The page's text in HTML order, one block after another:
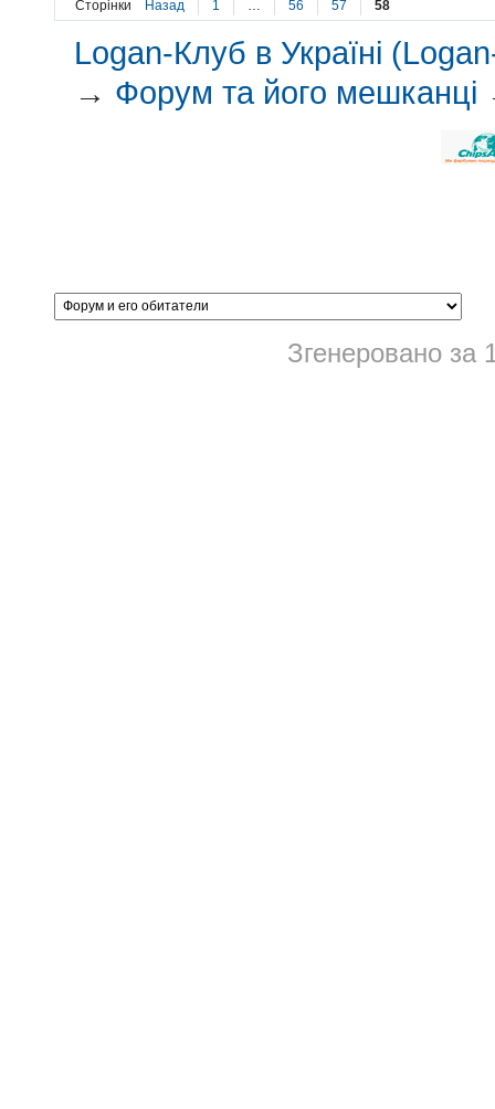
Сторінки Назад 1 56 57 58
Logan-Клуб в Україні
→ Форум та його мешканці
Згенеровано за